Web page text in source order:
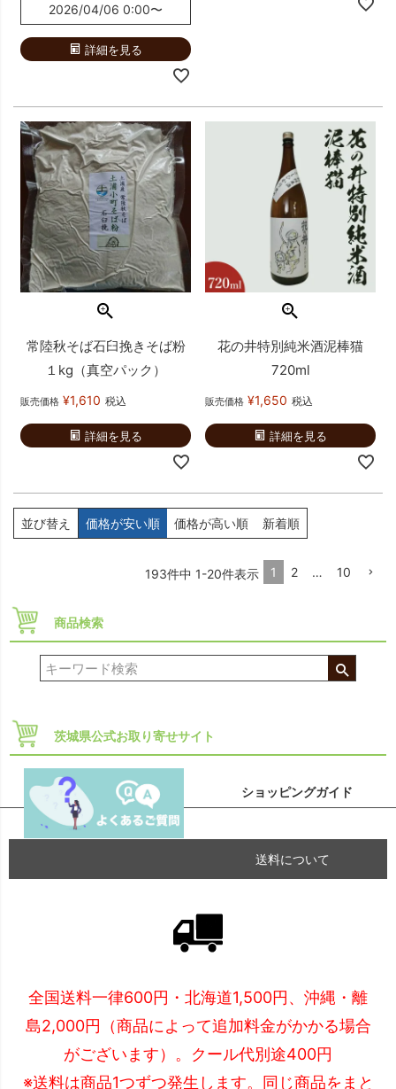
2026/04/06 0:00〜
詳細を見る
常陸秋そば石臼挽きそば粉
１kg（真空パック）
販売価格 ¥1,610 税込
詳細を見る
花の井特別純米酒泥棒猫
720ml
販売価格 ¥1,650 税込
詳細を見る
並び替え 価格が安い順 価格が高い順 新着順
193件中 1-20件表示 1 2 … 10
商品検索
茨城県公式お取り寄せサイト
ショッピングガイド
送料について
全国送料一律600円・北海道1,500円、沖縄・離
島2,000円（商品によって追加料金がかかる場合
がございます）。クール代別途400円
※送料は商品1つずつ発生します。同じ商品をまと